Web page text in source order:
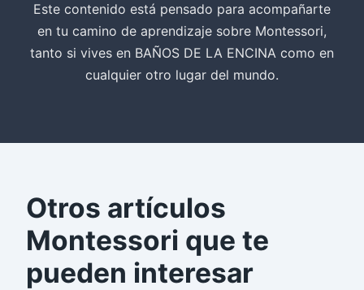
Este contenido está pensado para acompañarte
en tu camino de aprendizaje sobre Montessori,
tanto si vives en BAÑOS DE LA ENCINA como en
cualquier otro lugar del mundo.
Otros artículos
Montessori que te
pueden interesar